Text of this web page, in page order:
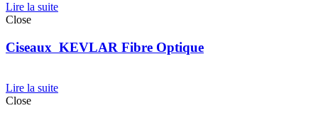
Lire la suite
Close
Ciseaux KEVLAR Fibre Optique
Lire la suite
Close